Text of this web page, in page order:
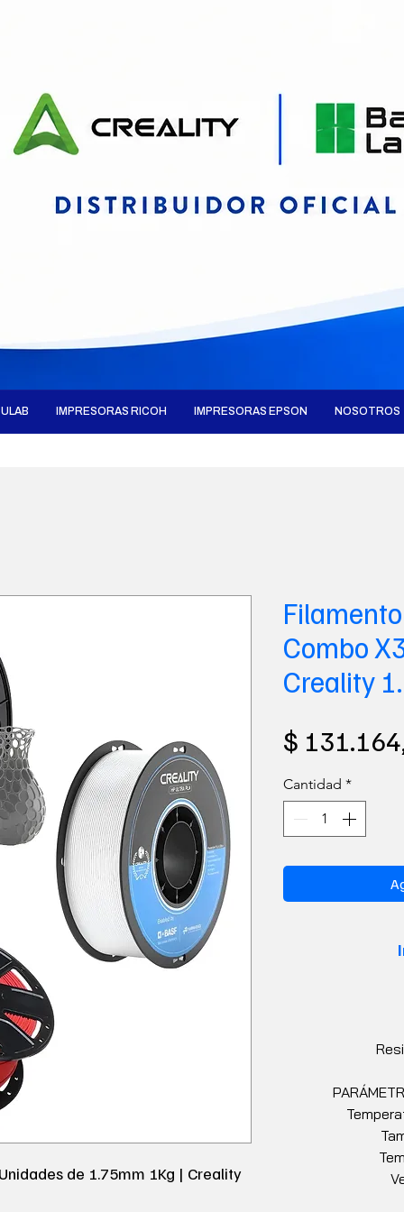
IMPRESORAS RICOH IMPRESORAS EPSON NOSOTROS
de 1.75mm 1Kg | Creality
Combo
Creality
$
Cantidad *